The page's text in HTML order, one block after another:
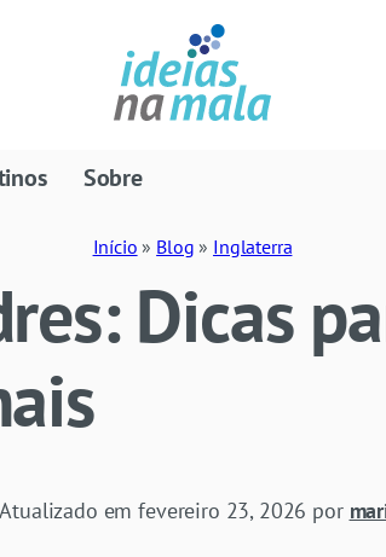
Sobre
Início » Blog » Inglaterra
Dicas
Atualizado emfevereiro 23, 2026 por